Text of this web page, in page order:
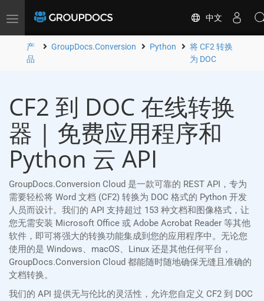
Toggle
中文
产
品
GroupDocs.Conversion Python
将 CF2 转换
为 DOC
CF2 到 DOC 在线转换
器 | 免费应用程序和
Python 云 API
GroupDocs.Conversion Cloud 是一款可靠的 REST API，专为
需要轻松将 Word 文档 (CF2) 转换为 DOC 格式的 Python 开发
人员而设计。我们的 API 支持超过 153 种文档和图像格式，让
您无需安装 Microsoft Office 或 Adobe Acrobat Reader 等其他
软件，即可将强大的转换功能集成到您的应用程序中。无论您
使用的是 Windows、macOS、Linux 还是其他任何平台，
GroupDocs.Conversion Cloud 都能随时随地确保无缝且准确的
文档转换。
我们的 API 提供无与伦比的灵活性，允许您自定义 CF2 到 DOC